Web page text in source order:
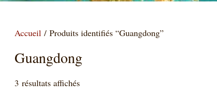
Accueil / Produits identifiés “Guangdong”
Guangdong
3 résultats affichésTrié